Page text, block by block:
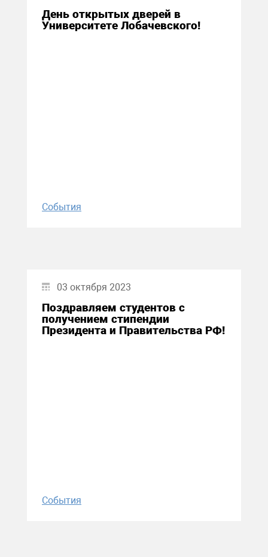
День открытых дверей в
Университете Лобачевского!
События
03 октября 2023
Поздравляем студентов с
получением стипендии
Президента и Правительства РФ!
События